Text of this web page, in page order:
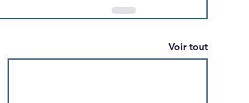
Voir tout